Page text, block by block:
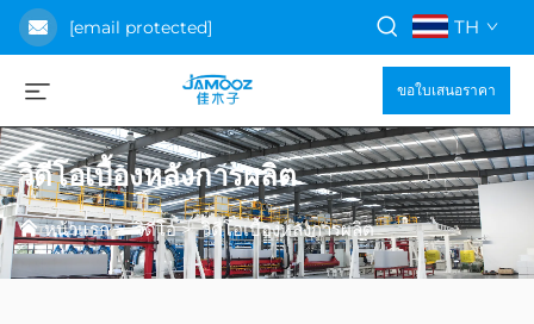
[email protected] TH
ขอใบเสนอราคา
วิดีโอเบื้องหลังการผลิต
หน้าแรก>วิดีโอ>วิดีโอเบื้องหลังการผลิต